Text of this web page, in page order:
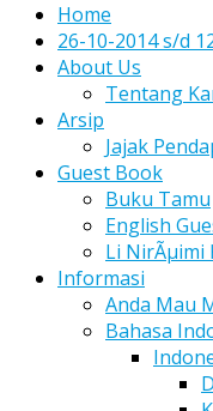
Home
26-10-2014 s/d
About Us
Tentang
Arsip
Jajak
Guest Book
Buku Tamu
English
Li NirÃµimi
Informasi
Anda Mau
Bahasa